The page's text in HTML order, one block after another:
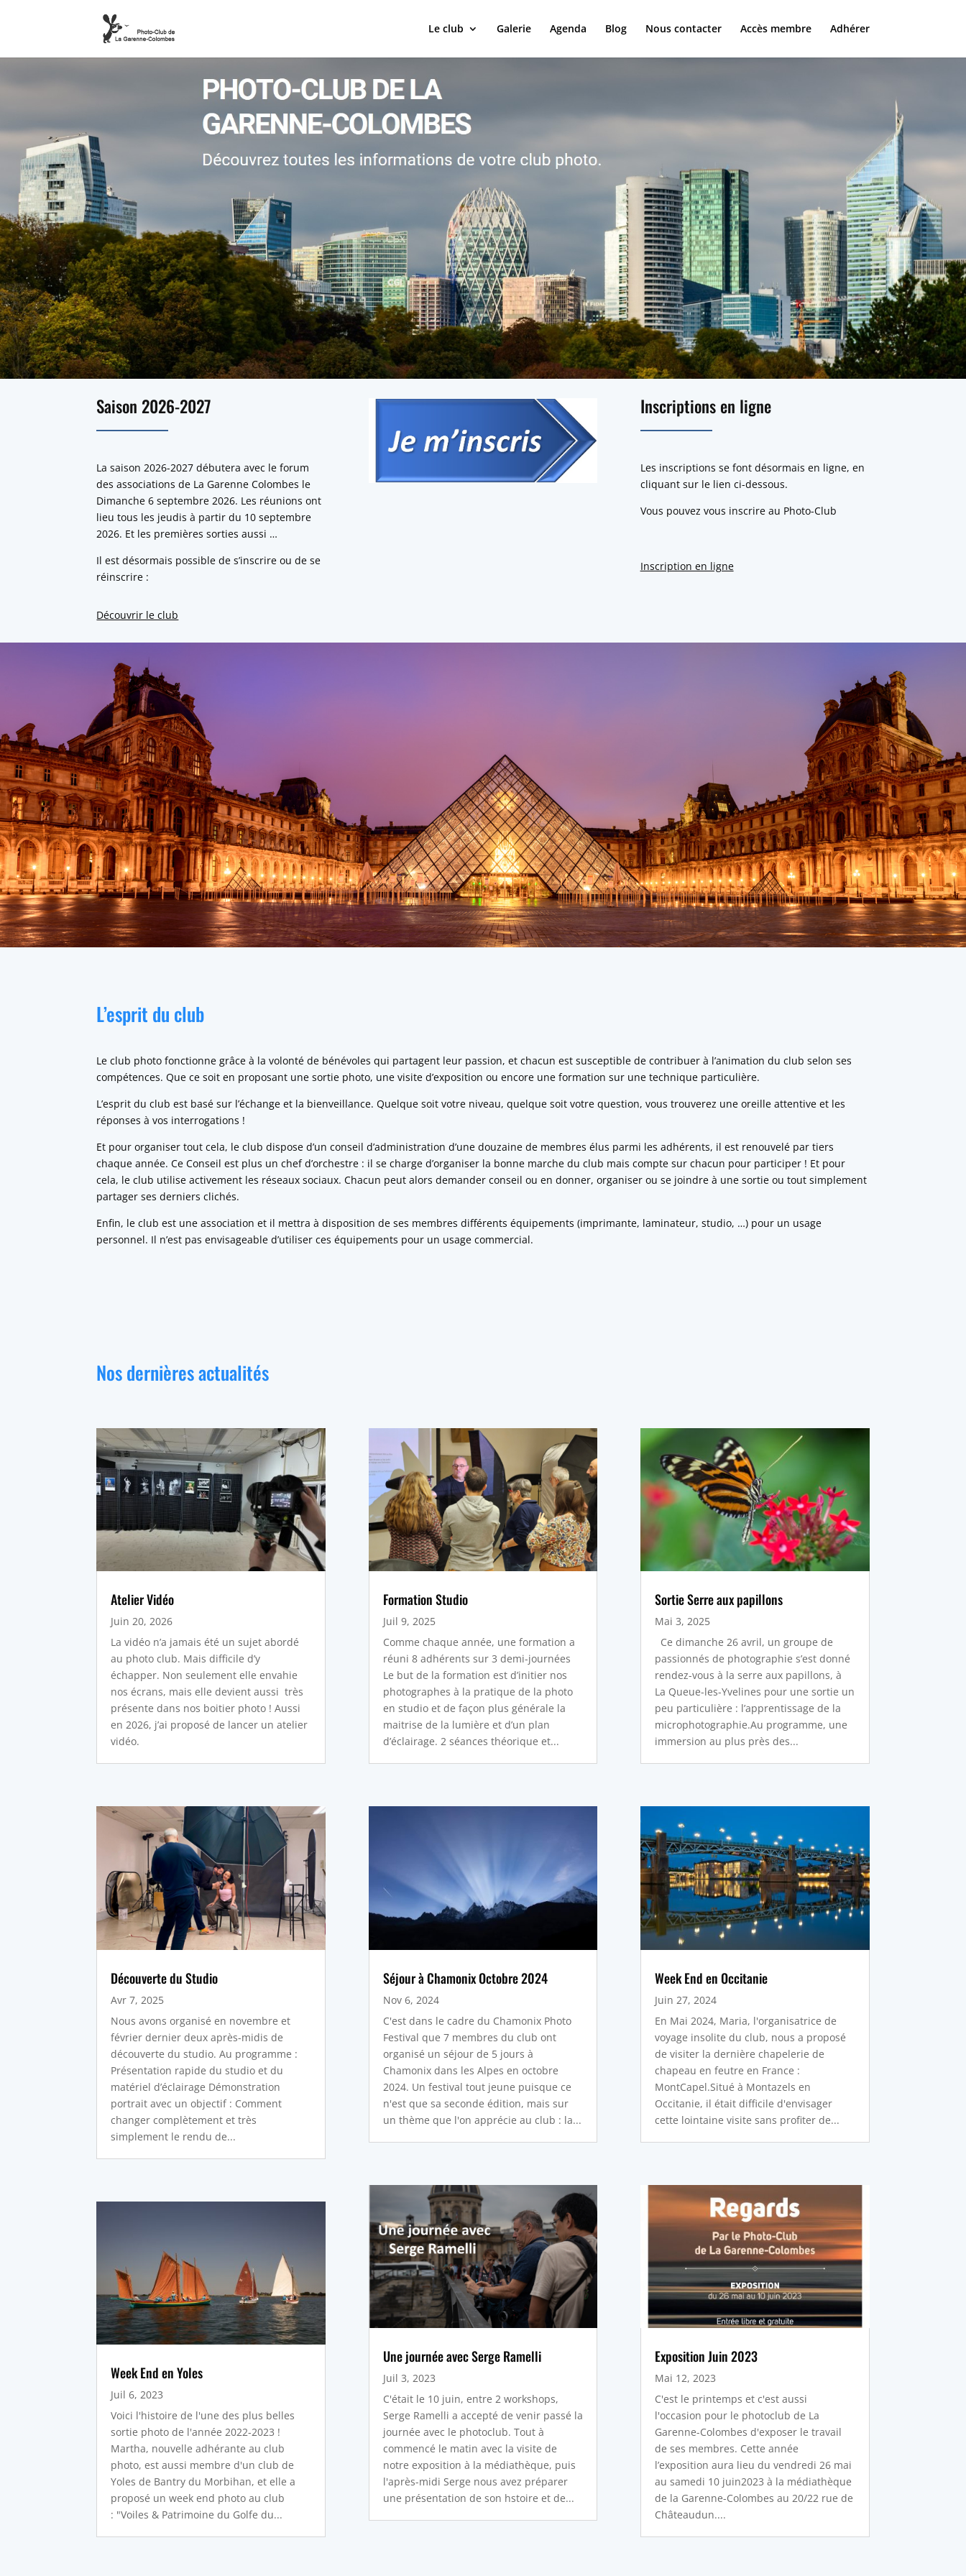
Le club Galerie Agenda Blog Nous contacter Accès membre Adhérer
Saison 2026-2027
La saison 2026-2027 débutera avec le forum
des associations de La Garenne Colombes le
Dimanche 6 septembre 2026. Les réunions ont
lieu tous les jeudis à partir du 10 septembre
2026. Et les premières sorties aussi …
Il est désormais possible de s’inscrire ou de se
réinscrire :
Découvrir le club
Inscriptions en ligne
Les inscriptions se font désormais en ligne, en
cliquant sur le lien ci-dessous.
Vous pouvez vous inscrire au Photo-Club
Inscription en ligne
L’esprit du club
Le club photo fonctionne grâce à la volonté de bénévoles qui partagent leur passion, et chacun est susceptible de contribuer à l’animation du club selon ses
compétences. Que ce soit en proposant une sortie photo, une visite d’exposition ou encore une formation sur une technique particulière.
L’esprit du club est basé sur l’échange et la bienveillance. Quelque soit votre niveau, quelque soit votre question, vous trouverez une oreille attentive et les
réponses à vos interrogations !
Et pour organiser tout cela, le club dispose d’un conseil d’administration d’une douzaine de membres élus parmi les adhérents, il est renouvelé par tiers
chaque année. Ce Conseil est plus un chef d’orchestre : il se charge d’organiser la bonne marche du club mais compte sur chacun pour participer ! Et pour
cela, le club utilise activement les réseaux sociaux. Chacun peut alors demander conseil ou en donner, organiser ou se joindre à une sortie ou tout simplement
partager ses derniers clichés.
Enfin, le club est une association et il mettra à disposition de ses membres différents équipements (imprimante, laminateur, studio, …) pour un usage
personnel. Il n’est pas envisageable d’utiliser ces équipements pour un usage commercial.
Nos dernières actualités
Atelier Vidéo
Juin 20, 2026
La vidéo n’a jamais été un sujet abordé
au photo club. Mais difficile d’y
échapper. Non seulement elle envahie
nos écrans, mais elle devient aussi très
présente dans nos boitier photo ! Aussi
en 2026, j’ai proposé de lancer un atelier
vidéo.
Découverte du Studio
Avr 7, 2025
Nous avons organisé en novembre et
février dernier deux après-midis de
découverte du studio. Au programme :
Présentation rapide du studio et du
matériel d’éclairage Démonstration
portrait avec un objectif : Comment
changer complètement et très
simplement le rendu de...
Week End en Yoles
Juil 6, 2023
Voici l'histoire de l'une des plus belles
sortie photo de l'année 2022-2023 !
Martha, nouvelle adhérante au club
photo, est aussi membre d'un club de
Yoles de Bantry du Morbihan, et elle a
proposé un week end photo au club
: "Voiles & Patrimoine du Golfe du...
Formation Studio
Juil 9, 2025
Comme chaque année, une formation a
réuni 8 adhérents sur 3 demi-journées
Le but de la formation est d’initier nos
photographes à la pratique de la photo
en studio et de façon plus générale la
maitrise de la lumière et d’un plan
d’éclairage. 2 séances théorique et...
Séjour à Chamonix Octobre 2024
Nov 6, 2024
C'est dans le cadre du Chamonix Photo
Festival que 7 membres du club ont
organisé un séjour de 5 jours à
Chamonix dans les Alpes en octobre
2024. Un festival tout jeune puisque ce
n'est que sa seconde édition, mais sur
un thème que l'on apprécie au club : la...
Une journée avec Serge Ramelli
Juil 3, 2023
C'était le 10 juin, entre 2 workshops,
Serge Ramelli a accepté de venir passé la
journée avec le photoclub. Tout à
commencé le matin avec la visite de
notre exposition à la médiathèque, puis
l'après-midi Serge nous avez préparer
une présentation de son hstoire et de...
Sortie Serre aux papillons
Mai 3, 2025
Ce dimanche 26 avril, un groupe de
passionnés de photographie s’est donné
rendez-vous à la serre aux papillons, à
La Queue-les-Yvelines pour une sortie un
peu particulière : l’apprentissage de la
microphotographie.Au programme, une
immersion au plus près des...
Week End en Occitanie
Juin 27, 2024
En Mai 2024, Maria, l'organisatrice de
voyage insolite du club, nous a proposé
de visiter la dernière chapelerie de
chapeau en feutre en France :
MontCapel.Situé à Montazels en
Occitanie, il était difficile d'envisager
cette lointaine visite sans profiter de...
Exposition Juin 2023
Mai 12, 2023
C'est le printemps et c'est aussi
l'occasion pour le photoclub de La
Garenne-Colombes d'exposer le travail
de ses membres. Cette année
l’exposition aura lieu du vendredi 26 mai
au samedi 10 juin2023 à la médiathèque
de la Garenne-Colombes au 20/22 rue de
Châteaudun....